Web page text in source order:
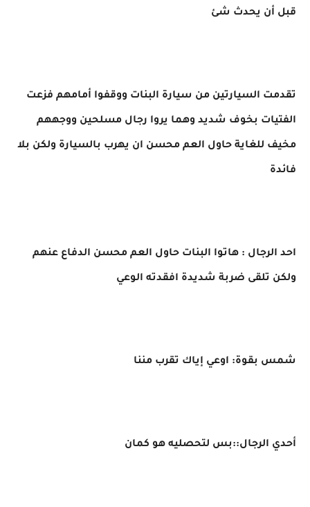
قبل أن يحدث شئ
تقدمت السيارتين من سيارة البنات ووقفوا أمامهم فزعت
الفتيات بخوف شديد وهما يروا رجال مسلحين ووجههم
مخيف للغاية حاول العم محسن ان يهرب بالسيارة ولكن بلا
فائدة
احد الرجال : هاتوا البنات حاول العم محسن الدفاع عنهم
ولكن تلقى ضربة شديدة افقدته الوعي
شمس بقوة: اوعي إياك تقرب مننا
أحدي الرجال::بس لتحصليه هو كمان